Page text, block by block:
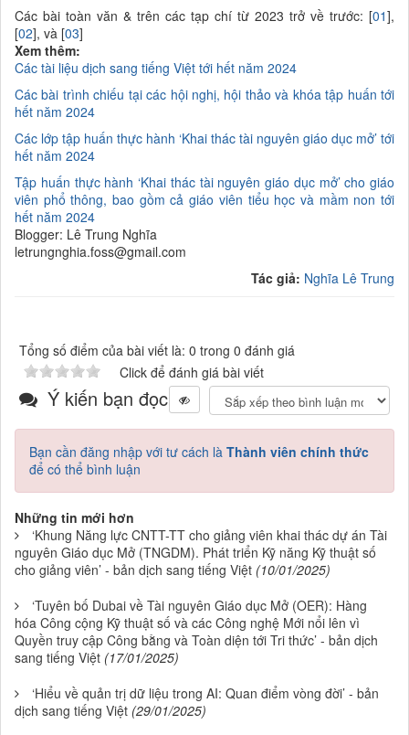
Các bài toàn văn & trên các tạp chí từ 2023 trở về trước: [01],
[02], và [03]
Xem thêm:
Các tài liệu dịch sang tiếng Việt tới hết năm 2024
Các bài trình chiếu tại các hội nghị, hội thảo và khóa tập huấn tới
hết năm 2024
Các lớp tập huấn thực hành ‘Khai thác tài nguyên giáo dục mở’ tới
hết năm 2024
Tập huấn thực hành ‘Khai thác tài nguyên giáo dục mở’ cho giáo
viên phổ thông, bao gồm cả giáo viên tiểu học và mầm non tới
hết năm 2024
Blogger: Lê Trung Nghĩa
letrungnghia.foss@gmail.com
Tác giả: Nghĩa Lê Trung
Tổng số điểm của bài viết là: 0 trong 0 đánh giá
Click để đánh giá bài viết
Ý kiến bạn đọc
Bạn cần đăng nhập với tư cách là Thành viên chính thức
để có thể bình luận
Những tin mới hơn
‘Khung Năng lực CNTT-TT cho giảng viên khai thác dự án Tài
nguyên Giáo dục Mở (TNGDM). Phát triển Kỹ năng Kỹ thuật số
cho giảng viên’ - bản dịch sang tiếng Việt (10/01/2025)
‘Tuyên bố Dubai về Tài nguyên Giáo dục Mở (OER): Hàng
hóa Công cộng Kỹ thuật số và các Công nghệ Mới nổi lên vì
Quyền truy cập Công bằng và Toàn diện tới Tri thức’ - bản dịch
sang tiếng Việt (17/01/2025)
‘Hiểu về quản trị dữ liệu trong AI: Quan điểm vòng đời’ - bản
dịch sang tiếng Việt (29/01/2025)